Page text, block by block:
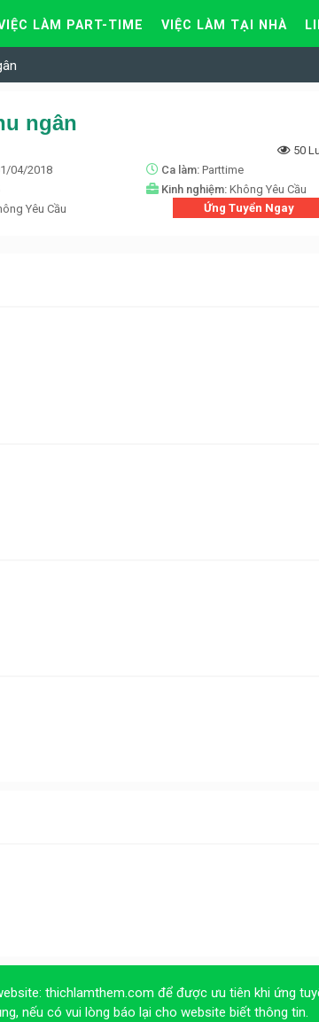
LÀM PART-TIME VIỆC LÀM TẠI NHÀ
ngân
50
04/2018 Ca làm: Parttime
Kinh nghiệm: Không Yêu Cầu
Yêu Cầu Ứng Tuyển Ngay
thichlamthem.com để được ưu tiên khi ứng
nếu có vui lòng báo lại cho website biết thông tin.